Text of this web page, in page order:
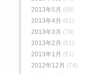
2013年5月 (68)
2013年4月 (61)
2013年3月 (78)
2013年2月 (61)
2013年1月 (61)
2012年12月 (74)